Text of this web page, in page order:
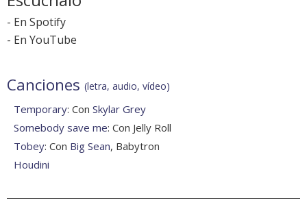
- En Spotify
- En YouTube
Canciones (letra, audio, vídeo)
Temporary: Con Skylar Grey
Somebody save me: Con Jelly Roll
Tobey: Con Big Sean, Babytron
Houdini